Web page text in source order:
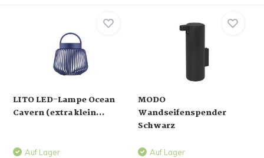
LITO LED-Lampe Ocean
Cavern (extra klein...
Auf Lager
MODO
Wandseifenspender
Schwarz
Auf Lager